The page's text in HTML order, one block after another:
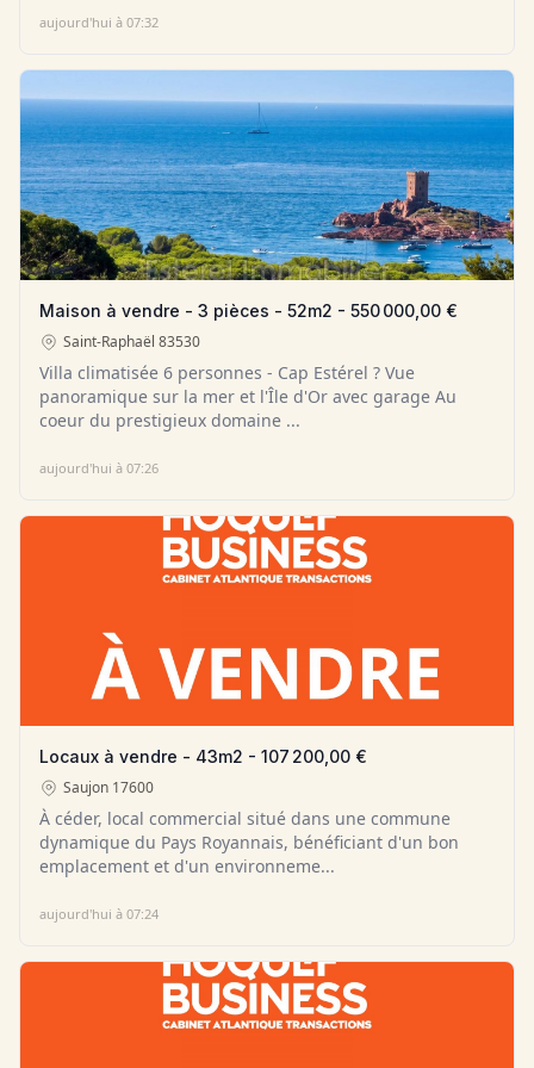
aujourd'hui à 07:32
Maison à vendre - 3 pièces - 52m2 - 550 000,00 €
Saint-Raphaël 83530
Villa climatisée 6 personnes - Cap Estérel ? Vue
panoramique sur la mer et l'Île d'Or avec garage Au
coeur du prestigieux domaine ...
aujourd'hui à 07:26
Locaux à vendre - 43m2 - 107 200,00 €
Saujon 17600
À céder, local commercial situé dans une commune
dynamique du Pays Royannais, bénéficiant d'un bon
emplacement et d'un environneme...
aujourd'hui à 07:24